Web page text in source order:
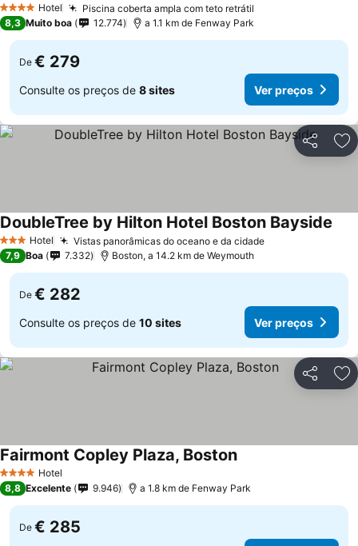
4 EstrelasHotel Piscina coberta ampla com teto retrátil
8,3 Muito boa 12.774 a 1.1 km de Fenway Park
De € 279
Consulte os preços de 8 sites Ver preços
Partilhar
3 EstrelasHotel Vistas panorâmicas do oceano e da cidade
DoubleTree by Hilton Hotel Boston Bayside
7,9 Boa 7.332 Boston, a 14.2 km de Weymouth
De € 282
Consulte os preços de 10 sites Ver preços
Partilhar
4 EstrelasHotel
Fairmont Copley Plaza, Boston
8,8 Excelente 9.946 a 1.8 km de Fenway Park
De € 285